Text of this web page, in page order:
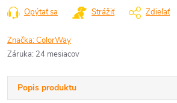
Opýtať sa Strážiť Zdieľať
Značka:ColorWay
Záruka: 24 mesiacov
Popis produktu